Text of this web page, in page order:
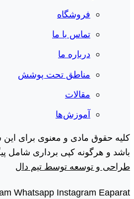
فروشگاه
تماس با ما
درباره ما
مناطق تحت پوشش
مقالات
آموزش‌ها
کلیه حقوق مادی و معنوی برای
باشد و هرگونه کپی برداری شامل
طراحی و توسعه توسط تیم دال
Whatsapp Instagram Eaparat